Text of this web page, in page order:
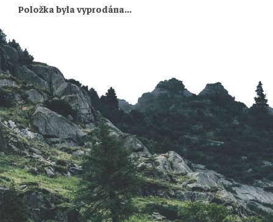
Položka byla vyprodána…
á
p
a
t
í